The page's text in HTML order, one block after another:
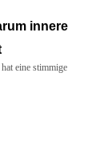
innere
eine stimmige